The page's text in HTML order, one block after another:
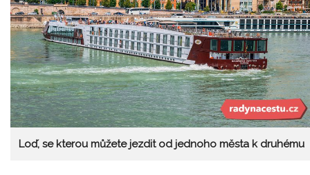
Loď, se kterou můžete jezdit od jednoho města k druhému